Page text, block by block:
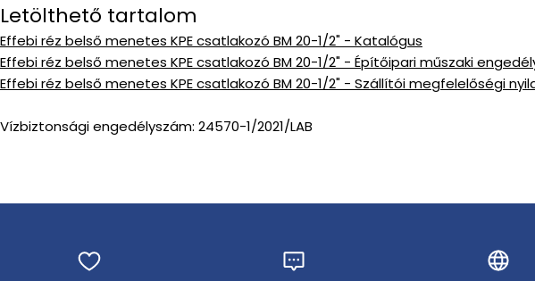
Letölthető tartalom
Effebi réz belső menetes KPE csatlakozó BM 20-1/2" - Katalógus
Effebi réz belső menetes KPE csatlakozó BM 20-1/2" - Építőipari műszaki
Effebi réz belső menetes KPE csatlakozó BM 20-1/2" - Szállítói megfelelőségi
Vízbiztonsági engedélyszám: 24570-1/2021/LAB